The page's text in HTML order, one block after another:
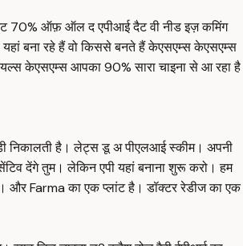
70% ऑफ़ ऑल द एपीआई दैट वी नीड इज़ कमिंग
यहां बना रहे हैं वो किससे बनते हैं केएसएम्स केएसएम्स
केएसएम्स आपका 90% सारा चाइना से आ रहा है
निकालती है। लेट्स डू अ पीएलआई स्कीम। अपनी
देंगे तुम। लेकिन एपी यहां बनाना शुरू करो। हम
और Farma का एक प्लांट है। डॉक्टर रेडीज का एक